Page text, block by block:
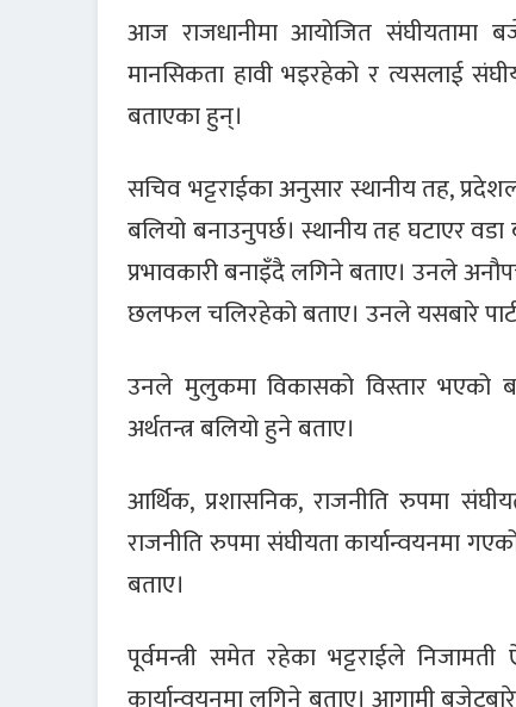
आज राजधानीमा आयोजित संघीयतामा
मानसिकता हावी भइरहेको र त्यसलाई
बताएका हुन्।
सचिव भट्टराईका अनुसार स्थानीय तह,
बलियो बनाउनुपर्छ। स्थानीय तह घटाएर
प्रभावकारी बनाइँदै लगिने बताए। उनले
छलफल चलिरहेको बताए। उनले यसबारे
उनले मुलुकमा विकासको विस्तार
अर्थतन्त्र बलियो हुने बताए।
आर्थिक, प्रशासनिक, राजनीति रुपमा
राजनीति रुपमा संघीयता कार्यान्वयनमा
बताए।
पूर्वमन्त्री समेत रहेका भट्टराईले